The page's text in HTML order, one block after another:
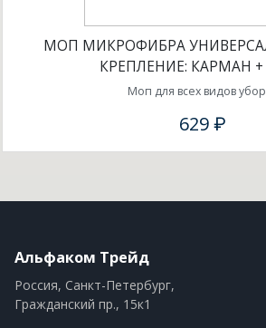
МОП МИКРОФИБРА
КРЕПЛЕНИЕ: КАРМАН
Моп для всех видов
629 ₽
Альфаком Трейд
Россия, Санкт-Петербург,
Гражданский пр., 15к1